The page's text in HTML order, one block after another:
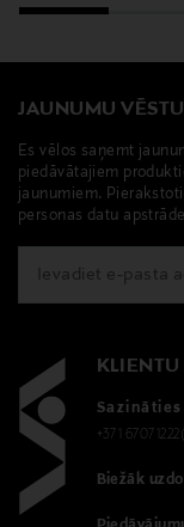
JAUNUMU
Es vēlos saņemt
piedāvātajiem
jaunumiem.
personas datu
Sazināties
+371
Biežāk